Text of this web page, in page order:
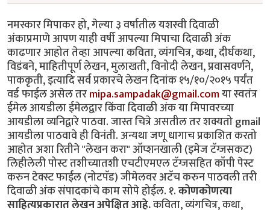
नमस्कार मिपाकर हो, गेल्या ३ वर्षातील यशस्वी दिवाळी
अंकाप्रमाणे आपण याही वर्षी आपल्या मिपाचा दिवाळी अंक
काढणार आहोत तेव्हा आपल्या कविता, व्यंगचित्र, कथा, दीर्घकथा,
विडंबने, माहितीपूर्ण लेखन, मुलाखती, विनोदी लेखन, प्रवासवर्णने,
पाककृती, इत्यादि सर्व प्रकारचे लेखन दिनांक १५/१०/२०१५ पर्यंत
वर्ड फाईल असेल तरmipa.sampadak@gmail.comया स्वतंत्र
ईमेल आयडीला ईमेलद्वार किंवा दिवाळी अंक या मिपावरच्या
आयडीला व्यनिद्वारे पाठवा. जास्त चित्रे असतील तर शक्यतो gmail
आयडीला पाठवावे ही विनंती. अन्यथा जणू धागाच प्रकाशित करतो
आहोत अशा रितीने "लेखन करा" ऑप्शनखाली (इमेज टॅग्जसकट)
लिहीलेली पोस्ट तशीच्यातशी एचटीएमएल टॅग्जसहित कॉपी पेस्ट
करुन टेक्स्ट फाईल (नोटपॅड) जीमेलवर अटॅच करुन पाठवली तरी
दिवाळी अंक संपादकांचे काम सोपे होईल. १.कोणकोणत्या
साहित्यप्रकारात लेखन अपेक्षित आहे.कविता, व्यंगचित्र, कथा,